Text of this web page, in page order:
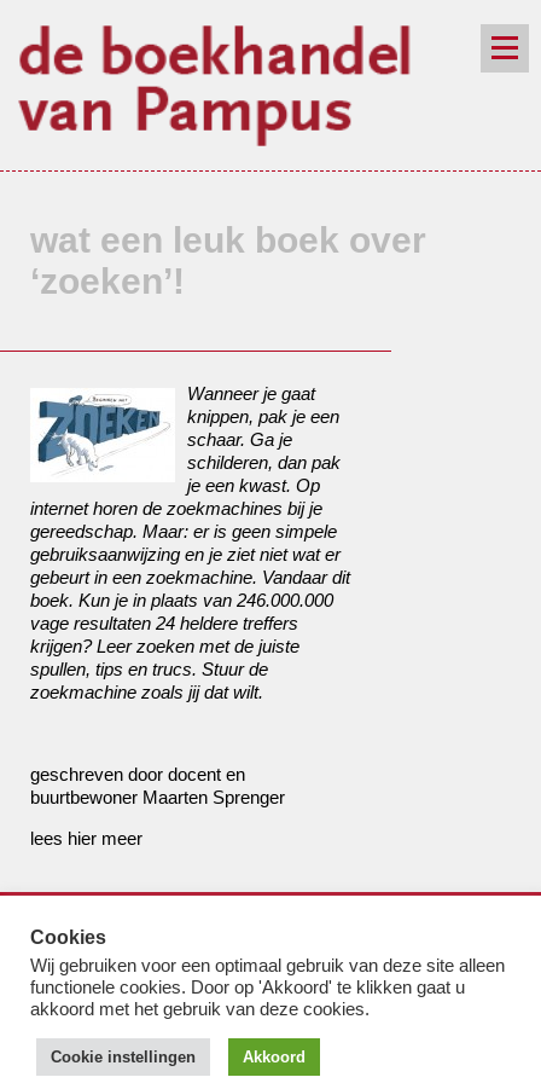
wat een leuk boek over
‘zoeken’!
Wanneer je gaat
knippen, pak je een
schaar. Ga je
schilderen, dan pak
je een kwast. Op
internet horen de zoekmachines bij je
gereedschap. Maar: er is geen simpele
gebruiksaanwijzing en je ziet niet wat er
gebeurt in een zoekmachine. Vandaar dit
boek. Kun je in plaats van 246.000.000
vage resultaten 24 heldere treffers
krijgen? Leer zoeken met de juiste
spullen, tips en trucs. Stuur de
zoekmachine zoals jij dat wilt.
geschreven door docent en
buurtbewoner Maarten Sprenger
lees hier meer
bestel@boekhandelvanpampus.nl
van Eesterenlaan 17
1019 JK Amsterdam
u appt ons 06 1544 8310
u belt ons 020 419 3023
Cookies
Wij gebruiken voor een optimaal gebruik van deze site alleen
functionele cookies. Door op 'Akkoord' te klikken gaat u
akkoord met het gebruik van deze cookies.
Cookie instellingen Akkoord